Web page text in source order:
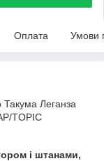
Оплата Умови
Леганза
TOPIC
і штанами,